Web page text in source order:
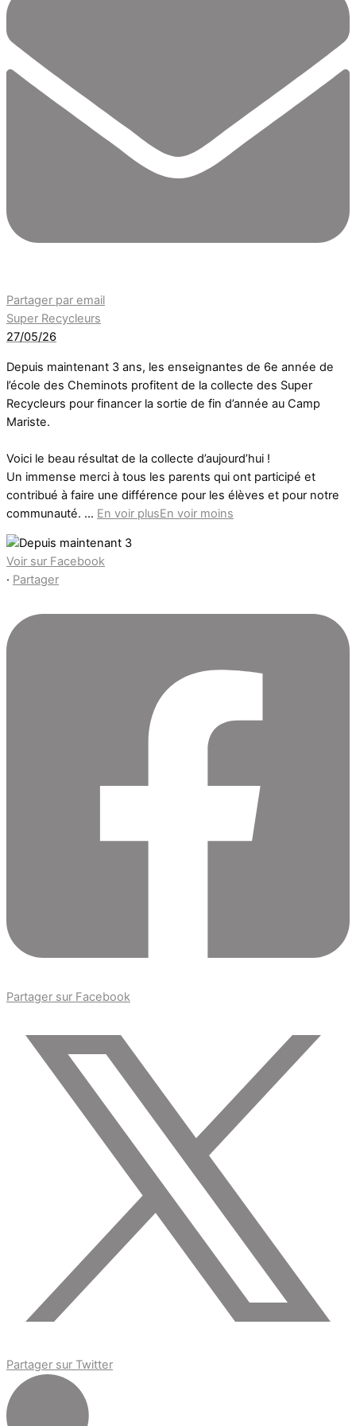
Partager par email
Super Recycleurs
27/05/26
Depuis maintenant 3 ans, les enseignantes de 6e année de
l’école des Cheminots profitent de la collecte des Super
Recycleurs pour financer la sortie de fin d’année au Camp
Mariste.
Voici le beau résultat de la collecte d’aujourd’hui !
Un immense merci à tous les parents qui ont participé et
contribué à faire une différence pour les élèves et pour notre
communauté. ... En voir plusEn voir moins
Voir sur Facebook
· Partager
Partager sur Facebook
Partager sur Twitter